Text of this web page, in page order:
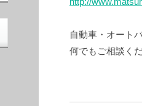
自動車・オート
何でもご相談く